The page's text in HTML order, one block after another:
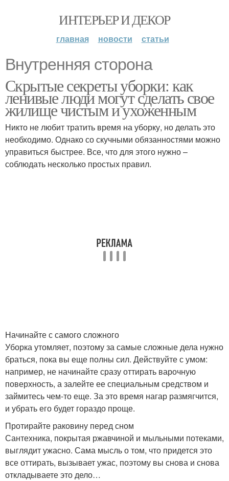
ИНТЕРЬЕР И ДЕКОР
главная новости статьи
Внутренняя сторона
Скрытые секреты уборки: как
ленивые люди могут сделать свое
жилище чистым и ухоженным
Никто не любит тратить время на уборку, но делать это
необходимо. Однако со скучными обязанностями можно
управиться быстрее. Все, что для этого нужно –
соблюдать несколько простых правил.
Начинайте с самого сложного
Уборка утомляет, поэтому за самые сложные дела нужно
браться, пока вы еще полны сил. Действуйте с умом:
например, не начинайте сразу оттирать варочную
поверхность, а залейте ее специальным средством и
займитесь чем-то еще. За это время нагар размягчится,
и убрать его будет гораздо проще.
Протирайте раковину перед сном
Сантехника, покрытая ржавчиной и мыльными потеками,
выглядит ужасно. Сама мысль о том, что придется это
все оттирать, вызывает ужас, поэтому вы снова и снова
откладываете это дело…